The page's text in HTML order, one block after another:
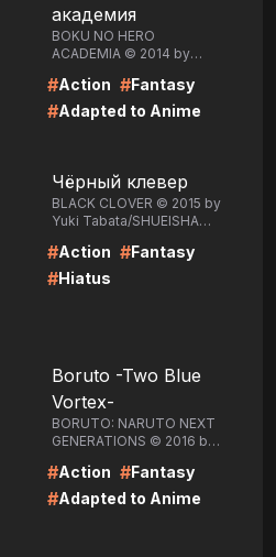
академия
BOKU NO HERO
ACADEMIA © 2014 by
Horikoshi/SHUEISHA Inc.
#Action #Fantasy
#Adapted to Anime
Чёрный клевер
BLACK CLOVER © 2015 by
Yuki Tabata/SHUEISHA
#Action #Fantasy
#Hiatus
Boruto -Two Blue
Vortex-
BORUTO: NARUTO NEXT
GENERATIONS © 2016 by
Kodachi, Mikio
Ikemoto/SHUEISHA Inc.
#Action #Fantasy
#Adapted to Anime